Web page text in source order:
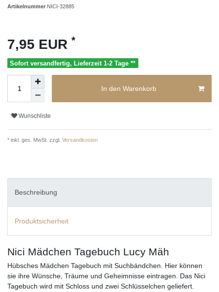
Artikelnummer NICI-32885
7,95 EUR *
Sofort versandfertig, Lieferzeit 1-2 Tage **
In den Warenkorb
Wunschliste
* inkl. ges. MwSt. zzgl. Versandkosten
Beschreibung
Produktsicherheit
Nici Mädchen Tagebuch Lucy Mäh
Hübsches Mädchen Tagebuch mit Suchbändchen. Hier können
sie ihre Wünsche, Träume und Geheimnisse eintragen. Das Nici
Tagebuch wird mit Schloss und zwei Schlüsselchen geliefert.